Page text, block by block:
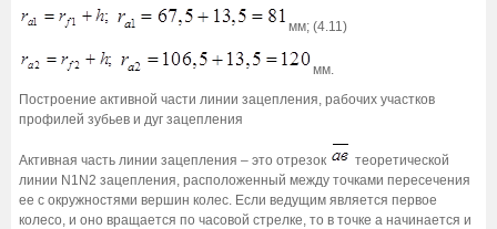
мм; (4.11)
мм.
Построение активной части линии зацепления, рабочих участков
профилей зубьев и дуг зацепления
Активная часть линии зацепления – это отрезок
теоретической
линии N1N2 зацепления, расположенный между точками пересечения
ее с окружностями вершин колес. Если ведущим является первое
колесо, и оно вращается по часовой стрелке, то в точке а начинается и